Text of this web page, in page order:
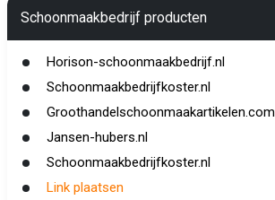
Schoonmaakbedrijf producten
Horison-schoonmaakbedrijf.nl
Schoonmaakbedrijfkoster.nl
Groothandelschoonmaakartikelen.com
Jansen-hubers.nl
Schoonmaakbedrijfkoster.nl
Link plaatsen